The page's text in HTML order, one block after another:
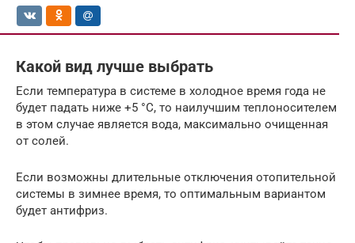
Какой вид лучше выбрать
Если температура в системе в холодное время года не
будет падать ниже +5 °C, то наилучшим теплоносителем
в этом случае является вода, максимально очищенная
от солей.
Если возможны длительные отключения отопительной
системы в зимнее время, то оптимальным вариантом
будет антифриз.